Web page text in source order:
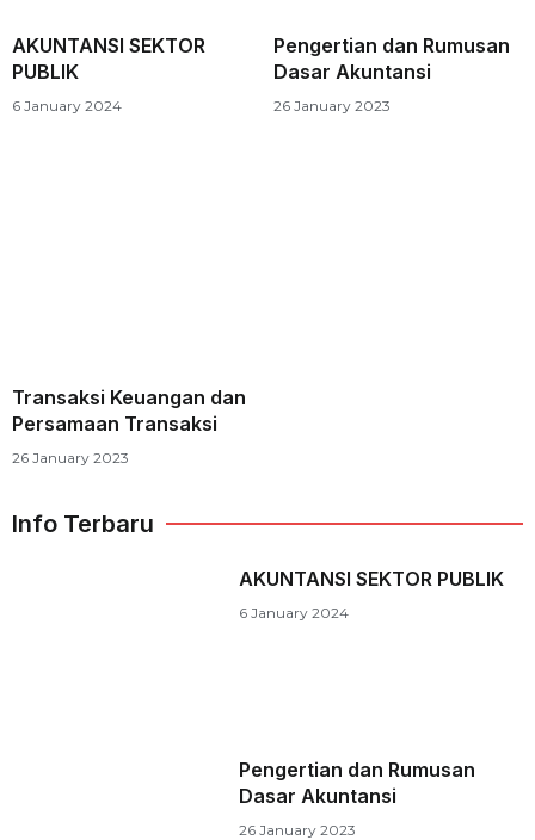
AKUNTANSI SEKTOR
PUBLIK
6 January 2024
Pengertian dan Rumusan
Dasar Akuntansi
26 January 2023
Transaksi Keuangan dan
Persamaan Transaksi
26 January 2023
Info Terbaru
AKUNTANSI SEKTOR PUBLIK
6 January 2024
Pengertian dan Rumusan
Dasar Akuntansi
26 January 2023